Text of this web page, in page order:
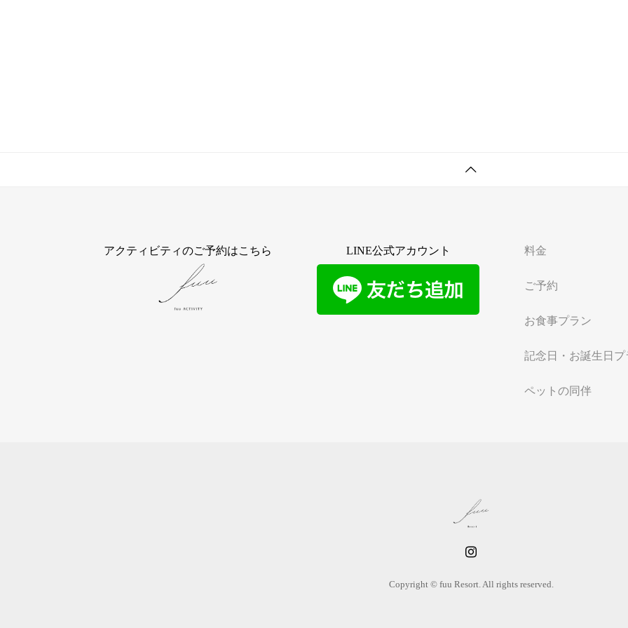
アクティビティのご予約はこちら LINE公式アカウント 料金
ご予約
お食事プラン
記念日・お誕生日プ
ペットの同伴
Copyright © fuu Resort. All rights reserved.